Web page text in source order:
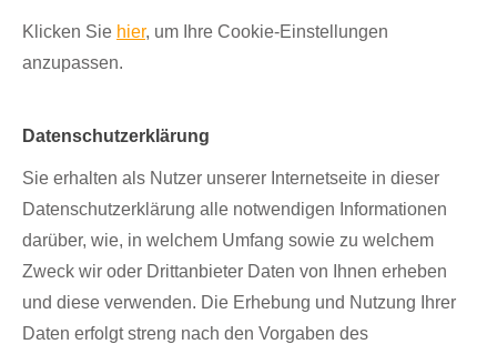
Klicken Sie hier, um Ihre Cookie-Einstellungen
anzupassen.
Datenschutzerklärung
Sie erhalten als Nutzer unserer Internetseite in dieser
Datenschutzerklärung alle notwendigen Informationen
darüber, wie, in welchem Umfang sowie zu welchem
Zweck wir oder Drittanbieter Daten von Ihnen erheben
und diese verwenden. Die Erhebung und Nutzung Ihrer
Daten erfolgt streng nach den Vorgaben des